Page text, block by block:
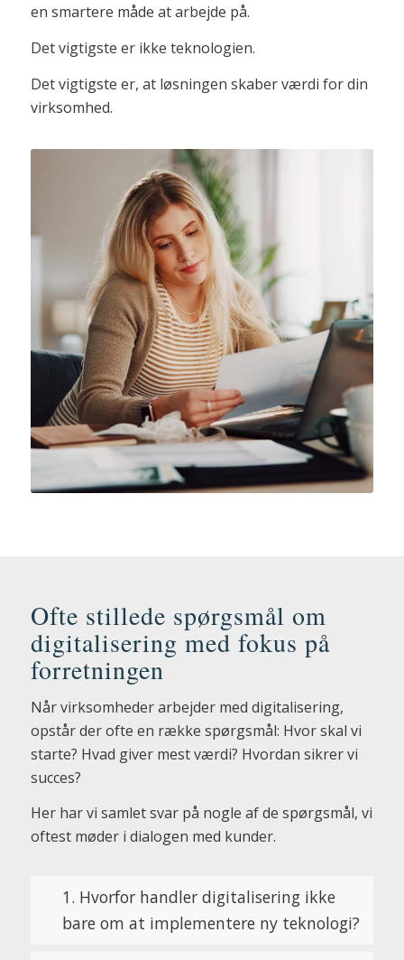
en smartere måde at arbejde på.
Det vigtigste er ikke teknologien.
Det vigtigste er, at løsningen skaber værdi for din
virksomhed.
Ofte stillede spørgsmål om
digitalisering med fokus på
forretningen
Når virksomheder arbejder med digitalisering,
opstår der ofte en række spørgsmål: Hvor skal vi
starte? Hvad giver mest værdi? Hvordan sikrer vi
succes?
Her har vi samlet svar på nogle af de spørgsmål, vi
oftest møder i dialogen med kunder.
1. Hvorfor handler digitalisering ikke
bare om at implementere ny teknologi?